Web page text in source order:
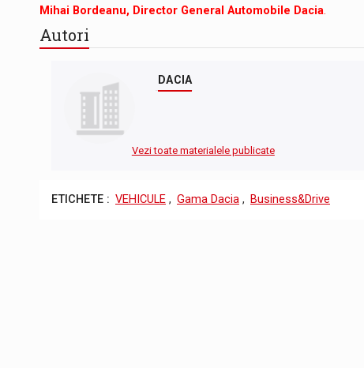
Mihai Bordeanu, Director General Automobile Dacia.
Autori
DACIA
Vezi toate materialele publicate
ETICHETE : VEHICULE , Gama Dacia , Business&Drive